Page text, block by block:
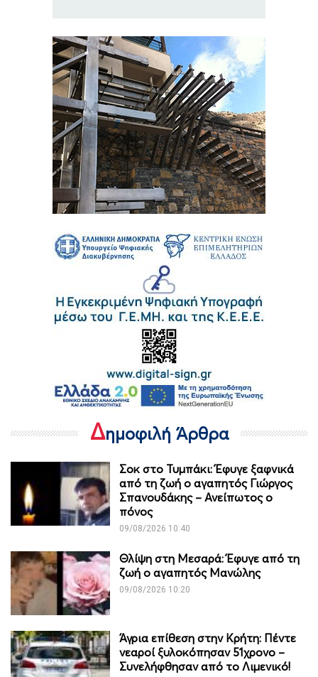
Δημοφιλή Άρθρα
Σοκ στο Τυμπάκι: Έφυγε ξαφνικά
από τη ζωή ο αγαπητός Γιώργος
Σπανουδάκης – Ανείπωτος ο
πόνος
09/08/2026 10:40
Θλίψη στη Μεσαρά: Έφυγε από τη
ζωή ο αγαπητός Μανώλης
09/08/2026 10:20
Άγρια επίθεση στην Κρήτη: Πέντε
νεαροί ξυλοκόπησαν 51χρονο –
Συνελήφθησαν από το Λιμενικό!